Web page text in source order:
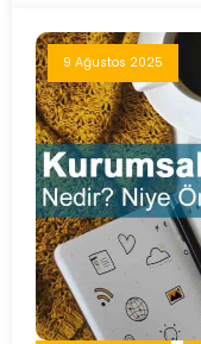
9 Ağustos 2025